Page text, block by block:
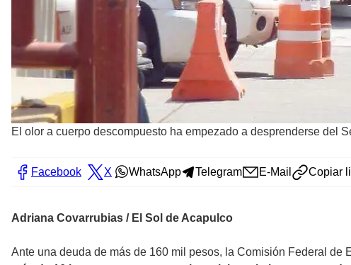
El olor a cuerpo descompuesto ha empezado a desprenderse del
Facebook X WhatsApp Telegram E-Mail Copiar
Adriana Covarrubias / El Sol de Acapulco
Ante una deuda de más de 160 mil pesos, la Comisión Federal